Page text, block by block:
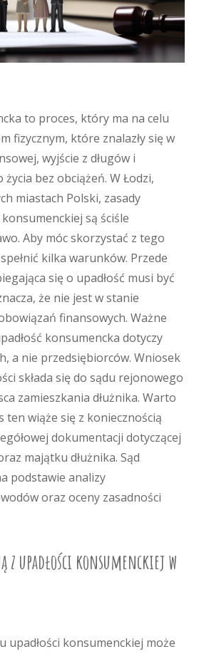
to proces, który ma na celu
fizycznym, które znalazły się w
wyjście z długów i
bez obciążeń. W Łodzi,
miastach Polski, zasady
są ściśle
Aby móc skorzystać z tego
kilka warunków. Przede
się o upadłość musi być
że nie jest w stanie
finansowych. Ważne
konsumencka dotyczy
a nie przedsiębiorców. Wniosek
składa się do sądu rejonowego
zamieszkania dłużnika. Warto
ten wiąże się z koniecznością
dokumentacji dotyczącej
majątku dłużnika. Sąd
podstawie analizy
oraz oceny zasadności
z upadłości konsumenckiej w
upadłości konsumenckiej może